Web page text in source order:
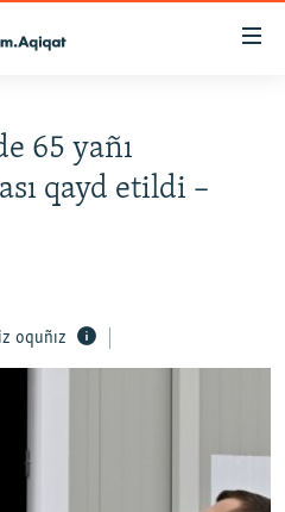
65 yañı
qayd etildi –
oquñız